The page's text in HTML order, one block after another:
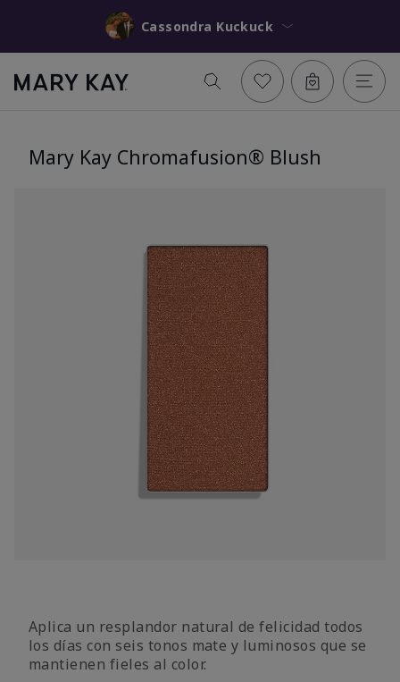
Cassondra Kuckuck
Mary Kay Chromafusion® Blush
Aplica un resplandor natural de felicidad todos
los días con seis tonos mate y luminosos que se
mantienen fieles al color.